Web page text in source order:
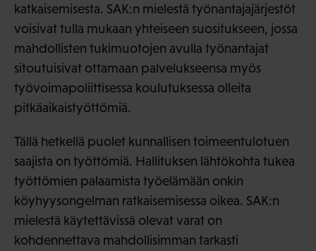
katkaisemisesta. SAK:n mielestä työnantajajärjestöt
voisivat tulla mukaan yhteiseen suositukseen, jossa
mahdollisten tukimuotojen avulla työnantajat
sitoutuisivat ottamaan palvelukseensa myös
työvoimapoliittisessa koulutuksessa olleita
pitkäaikaistyöttömiä.
Tällä hetkellä puolet kunnallisen toimeentulotuen
saajista on työttömiä. Hallituksen lähtökohta tukea
työttömien palaamista työelämään onkin
köyhyysongelman ratkaisemisessa oikea. SAK:n
mielestä käytettävissä olevat varat on
kohdennettava mahdollisimman tarkasti